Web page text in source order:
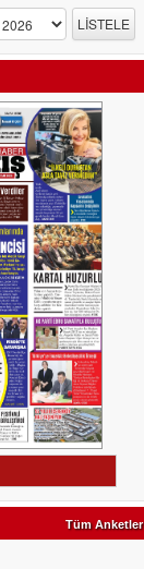
Tüm Anketler